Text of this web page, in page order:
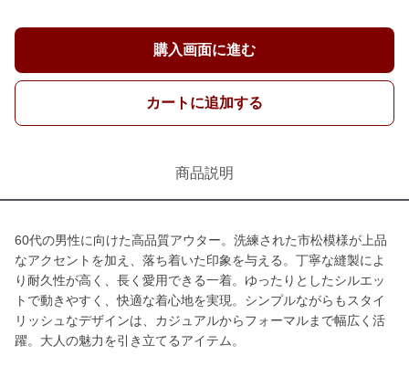
購入画面に進む
カートに追加する
商品説明
60代の男性に向けた高品質アウター。洗練された市松模様が上品
なアクセントを加え、落ち着いた印象を与える。丁寧な縫製によ
り耐久性が高く、長く愛用できる一着。ゆったりとしたシルエッ
トで動きやすく、快適な着心地を実現。シンプルながらもスタイ
リッシュなデザインは、カジュアルからフォーマルまで幅広く活
躍。大人の魅力を引き立てるアイテム。